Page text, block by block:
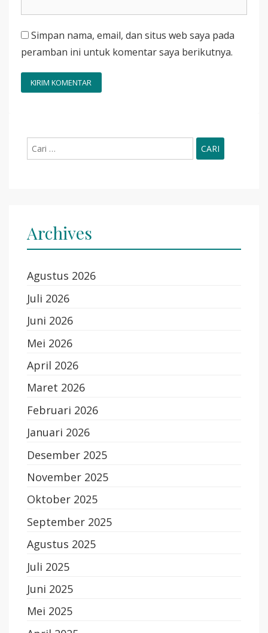
Simpan nama, email, dan situs web saya pada
peramban ini untuk komentar saya berikutnya.
untuk:
Archives
Agustus 2026
Juli 2026
Juni 2026
Mei 2026
April 2026
Maret 2026
Februari 2026
Januari 2026
Desember 2025
November 2025
Oktober 2025
September 2025
Agustus 2025
Juli 2025
Juni 2025
Mei 2025